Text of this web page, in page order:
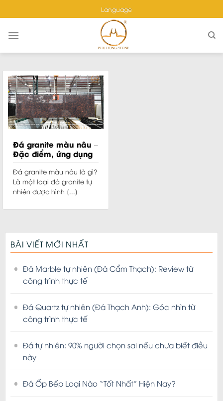
to
content
Đá granite màu nâu –
Đặc điểm, ứng dụng
và giá bán
Đá granite màu nâu là gì?
Là một loại đá granite tự
nhiên được hình [...]
BÀI VIẾT MỚI NHẤT
Đá Marble tự nhiên (Đá Cẩm Thạch): Review từ
công trình thực tế
Đá Quartz tự nhiên (Đá Thạch Anh): Góc nhìn từ
công trình thực tế
Đá tự nhiên: 90% người chọn sai nếu chưa biết điều
này
Đá Ốp Bếp Loại Nào “Tốt Nhất” Hiện Nay?
Language